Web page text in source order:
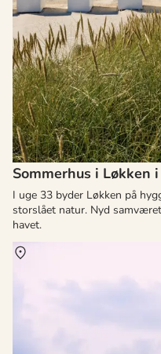
Sommerhus i Løkken
I uge 33 byder Løkken på
storslået natur. Nyd
havet.